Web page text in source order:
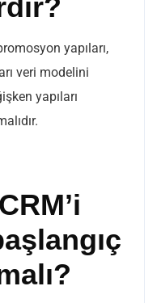
yapıları,
veri modelini
yapıları